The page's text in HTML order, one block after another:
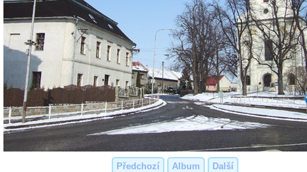
Předchozí Album Další